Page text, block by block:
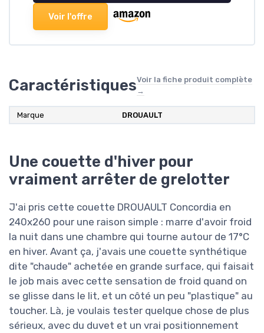
Voir l'offre
CaractéristiquesVoir la fiche produit complète
→
Marque DROUAULT
Une couette d'hiver pour
vraiment arrêter de grelotter
J'ai pris cette couette DROUAULT Concordia en
240x260 pour une raison simple : marre d'avoir froid
la nuit dans une chambre qui tourne autour de 17°C
en hiver. Avant ça, j'avais une couette synthétique
dite "chaude" achetée en grande surface, qui faisait
le job mais avec cette sensation de froid quand on
se glisse dans le lit, et un côté un peu "plastique" au
toucher. Là, je voulais tester quelque chose de plus
sérieux, avec du duvet et un vrai positionnement